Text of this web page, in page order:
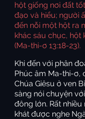
hột giống nơi đất
đạo và hiểu; người
đến nỗi một hột ra
khác sáu chục, hột
(Ma-thi-ơ 13:18-23).
Khi đến với phân
Phúc âm Ma-thi-ơ,
Chúa Giêsu ở ven
sàng nói chuyện
đông lớn. Rất nhiều
khát được nghe